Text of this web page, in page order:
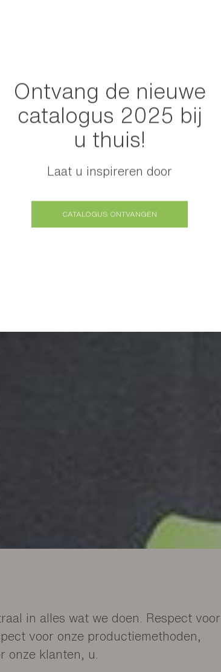
Ontvang de nieuwe
catalogus 2025 bij
u thuis!
Laat u inspireren door
CATALOGUS ONTVANGEN